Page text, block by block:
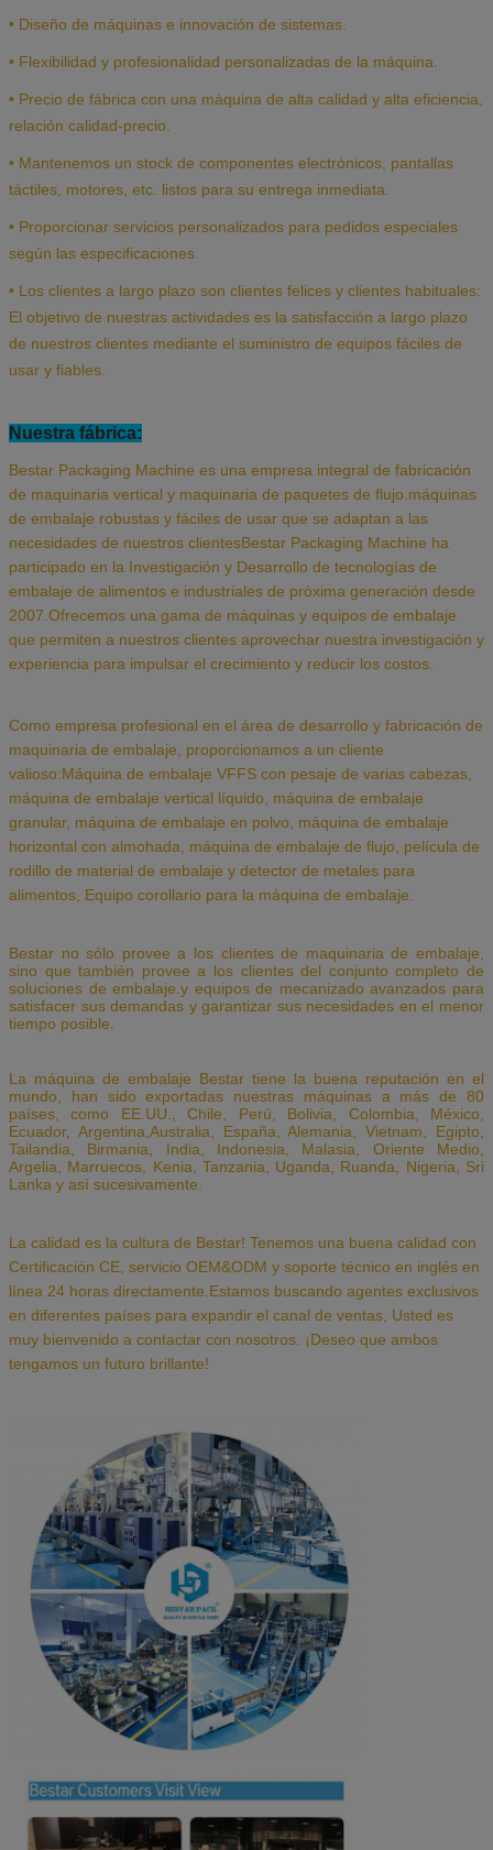
• Diseño de máquinas e innovación de sistemas.
• Flexibilidad y profesionalidad personalizadas de la máquina.
• Precio de fábrica con una máquina de alta calidad y alta eficiencia,
relación calidad-precio.
• Mantenemos un stock de componentes electrónicos, pantallas
táctiles, motores, etc. listos para su entrega inmediata.
• Proporcionar servicios personalizados para pedidos especiales
según las especificaciones.
• Los clientes a largo plazo son clientes felices y clientes habituales:
El objetivo de nuestras actividades es la satisfacción a largo plazo
de nuestros clientes mediante el suministro de equipos fáciles de
usar y fiables.
Nuestra fábrica:
Bestar Packaging Machine es una empresa integral de fabricación
de maquinaria vertical y maquinaria de paquetes de flujo.máquinas
de embalaje robustas y fáciles de usar que se adaptan a las
necesidades de nuestros clientesBestar Packaging Machine ha
participado en la Investigación y Desarrollo de tecnologías de
embalaje de alimentos e industriales de próxima generación desde
2007.Ofrecemos una gama de máquinas y equipos de embalaje
que permiten a nuestros clientes aprovechar nuestra investigación y
experiencia para impulsar el crecimiento y reducir los costos.
Como empresa profesional en el área de desarrollo y fabricación de
maquinaria de embalaje, proporcionamos a un cliente
valioso:Máquina de embalaje VFFS con pesaje de varias cabezas,
máquina de embalaje vertical líquido, máquina de embalaje
granular, máquina de embalaje en polvo, máquina de embalaje
horizontal con almohada, máquina de embalaje de flujo, película de
rodillo de material de embalaje y detector de metales para
alimentos, Equipo corollario para la máquina de embalaje.
Bestar no sólo provee a los clientes de maquinaria de embalaje,
sino que también provee a los clientes del conjunto completo de
soluciones de embalaje.y equipos de mecanizado avanzados para
satisfacer sus demandas y garantizar sus necesidades en el menor
tiempo posible.
La máquina de embalaje Bestar tiene la buena reputación en el
mundo, han sido exportadas nuestras máquinas a más de 80
países, como EE.UU., Chile, Perú, Bolivia, Colombia, México,
Ecuador, Argentina,Australia, España, Alemania, Vietnam, Egipto,
Tailandia, Birmania, India, Indonesia, Malasia, Oriente Medio,
Argelia, Marruecos, Kenia, Tanzania, Uganda, Ruanda, Nigeria, Sri
Lanka y así sucesivamente.
La calidad es la cultura de Bestar! Tenemos una buena calidad con
Certificación CE, servicio OEM&ODM y soporte técnico en inglés en
línea 24 horas directamente.Estamos buscando agentes exclusivos
en diferentes países para expandir el canal de ventas, Usted es
muy bienvenido a contactar con nosotros. ¡Deseo que ambos
tengamos un futuro brillante!